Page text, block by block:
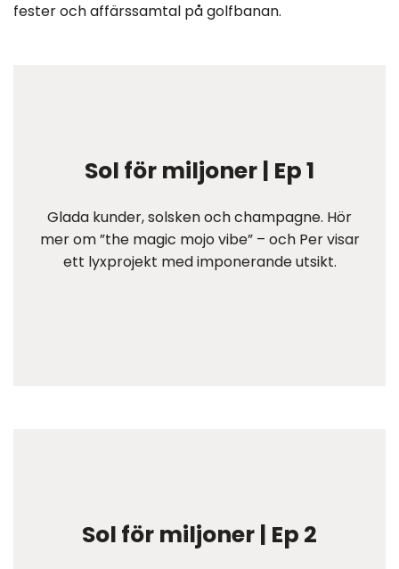
fester och affärssamtal på golfbanan.
Sol för miljoner | Ep 1
Glada kunder, solsken och champagne. Hör
mer om ”the magic mojo vibe” – och Per visar
ett lyxprojekt med imponerande utsikt.
Sol för miljoner | Ep 2